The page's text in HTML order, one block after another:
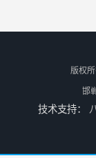
版权
邯
技术支持：